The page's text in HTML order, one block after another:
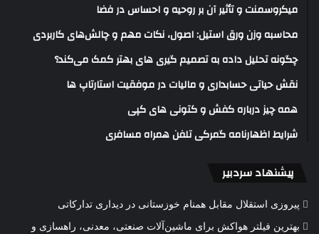
میکروسمنت و تأثیر آن بر روحیه و احساس در فضا
محاسبه وزن ورق استیل: اصول، نکات مهم و چالش‌های کاربردی
چگونه تحلیل داده به تصمیم گیری های بهتر کمک می‌کند؟
نقش حیاتی حسابداری و مالیات در موفقیت استارتاپ ها
همه چیز درباره کفش و کتونی های کپی
شرایط اظهارنامه گمرکی تلفن همراه مسافری
پیشنهاد سردبیر
پیروزی استقلال مقابل همنام خوزستانی در دیداری تدارکاتی
بهترین فیلتر هواکش برای ماشین‌آلات صنعتی، معدنی، راهسازی و